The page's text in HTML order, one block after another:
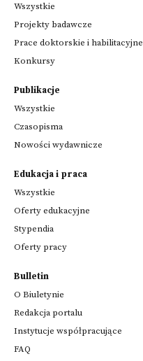
Wszystkie
Projekty badawcze
Prace doktorskie i habilitacyjne
Konkursy
Publikacje
Wszystkie
Czasopisma
Nowości wydawnicze
Edukacja i praca
Wszystkie
Oferty edukacyjne
Stypendia
Oferty pracy
Bulletin
O Biuletynie
Redakcja portalu
Instytucje współpracujące
FAQ